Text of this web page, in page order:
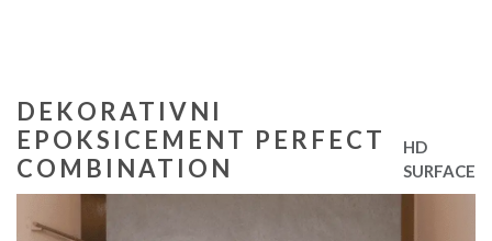
DEKORATIVNI
EPOKSICEMENT GEO
TEXTURE
HD
SURFACE